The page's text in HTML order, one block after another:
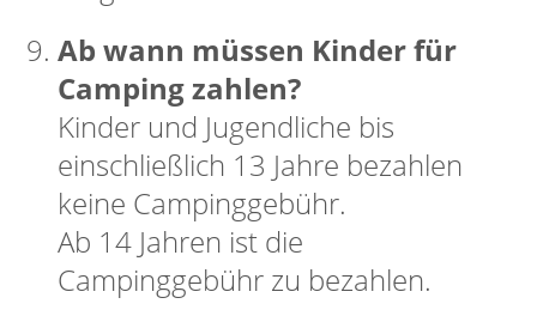
Ab wann müssen Kinder für
Camping zahlen?
Kinder und Jugendliche bis
einschließlich 13 Jahre bezahlen
keine Campinggebühr.
Ab 14 Jahren ist die
Campinggebühr zu bezahlen.